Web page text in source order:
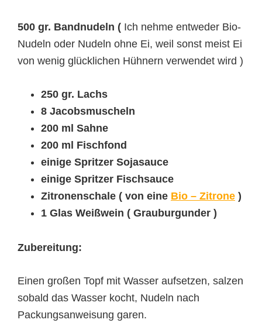
500 gr. Bandnudeln ( Ich nehme entweder Bio-
Nudeln oder Nudeln ohne Ei, weil sonst meist Ei
von wenig glücklichen Hühnern verwendet wird )
250 gr. Lachs
8 Jacobsmuscheln
200 ml Sahne
200 ml Fischfond
einige Spritzer Sojasauce
einige Spritzer Fischsauce
Zitronenschale ( von eine Bio – Zitrone )
1 Glas Weißwein ( Grauburgunder )
Zubereitung:
Einen großen Topf mit Wasser aufsetzen, salzen
sobald das Wasser kocht, Nudeln nach
Packungsanweisung garen.